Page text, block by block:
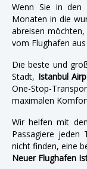
Wenn Sie in den
Monaten in die
abreisen
vom Flughafen
Die beste und
Stadt, Istanbul
One-Stop-
maximalen
Wir helfen mit
Passagiere jeden
nicht finden, eine
Neuer Flughafen